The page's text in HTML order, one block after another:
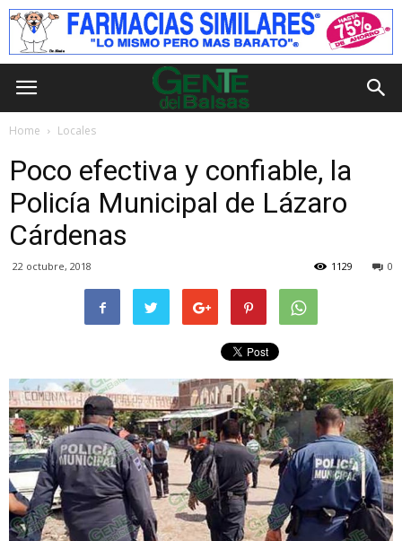
Home Locales
Poco efectiva y confiable, la
Policía Municipal de Lázaro
Cárdenas
22 octubre, 2018 0
1129